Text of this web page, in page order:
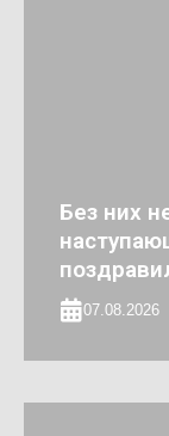
Без них
07.08.2026